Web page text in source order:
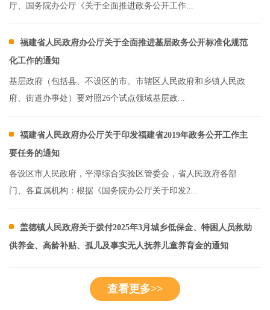
厅、国务院办公厅《关于全面推进政务公开工作...
福建省人民政府办公厅关于全面推进基层政务公开标准化规范
化工作的通知
基层政府（包括县、不设区的市、市辖区人民政府和乡镇人民政
府、街道办事处）要对照26个试点领域基层政...
福建省人民政府办公厅关于印发福建省2019年政务公开工作主
要任务的通知
各设区市人民政府，平潭综合实验区管委会，省人民政府各部
门、各直属机构：根据《国务院办公厅关于印发2...
盖德镇人民政府关于拨付2025年3月城乡低保金、特困人员救助
供养金、高龄补贴、孤儿及事实无人抚养儿童养育金的通知
查看更多>>